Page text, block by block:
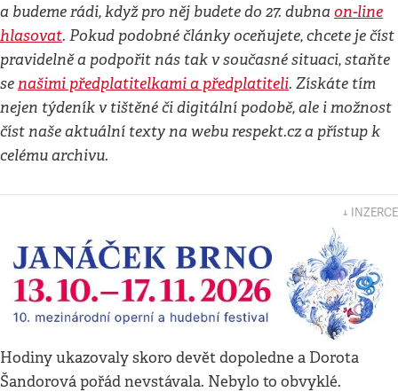
a budeme rádi, když pro něj budete do 27. dubna on-line
hlasovat. Pokud podobné články oceňujete, chcete je číst
pravidelně a podpořit nás tak v současné situaci, staňte
senašimi předplatitelkami a předplatiteli. Získáte tím
nejen týdeník v tištěné či digitální podobě, ale i možnost
číst naše aktuální texty na webu respekt.cz a přístup k
celému archivu.
↓ INZERCE
Hodiny ukazovaly skoro devět dopoledne a Dorota
Šandorová pořád nevstávala. Nebylo to obvyklé.